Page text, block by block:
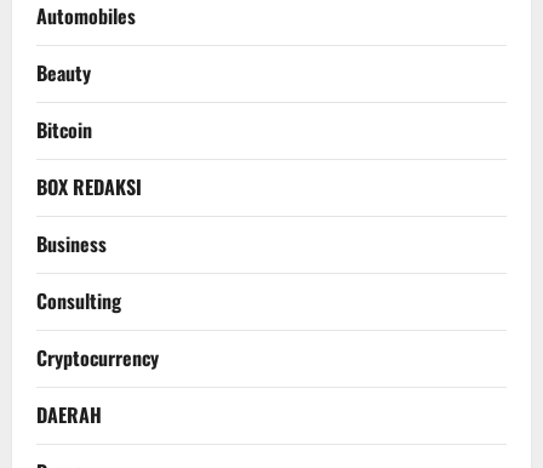
Automobiles
Beauty
Bitcoin
BOX REDAKSI
Business
Consulting
Cryptocurrency
DAERAH